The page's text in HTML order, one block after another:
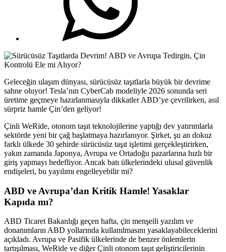
Geleceğin ulaşım dünyası, sürücüsüz taşıtlarla büyük bir devrime
sahne oluyor! Tesla’nın CyberCab modeliyle 2026 sonunda seri
üretime geçmeye hazırlanmasıyla dikkatler ABD’ye çevrilirken, asıl
sürpriz hamle Çin’den geliyor!
Çinli WeRide, otonom taşıt teknolojilerine yaptığı dev yatırımlarla
sektörde yeni bir çağ başlatmaya hazırlanıyor. Şirket, şu an dokuz
farklı ülkede 30 şehirde sürücüsüz taşıt işletimi gerçekleştirirken,
yakın zamanda Japonya, Avrupa ve Ortadoğu pazarlarına hızlı bir
giriş yapmayı hedefliyor. Ancak batı ülkelerindeki ulusal güvenlik
endişeleri, bu yayılımı engelleyebilir mi?
ABD ve Avrupa’dan Kritik Hamle! Yasaklar
Kapıda mı?
ABD Ticaret Bakanlığı geçen hafta, çin menşeili yazılım ve
donanımların ABD yollarında kullanılmasını yasaklayabileceklerini
açıkladı. Avrupa ve Pasifik ülkelerinde de benzer önlemlerin
tartışılması, WeRide ve diğer Çinli otonom taşıt geliştiricilerinin